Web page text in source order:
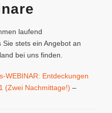
laufend
stets ein Angebot an
bei uns finden.
WEBINAR: Entdeckungen
(Zwei Nachmittage!) –